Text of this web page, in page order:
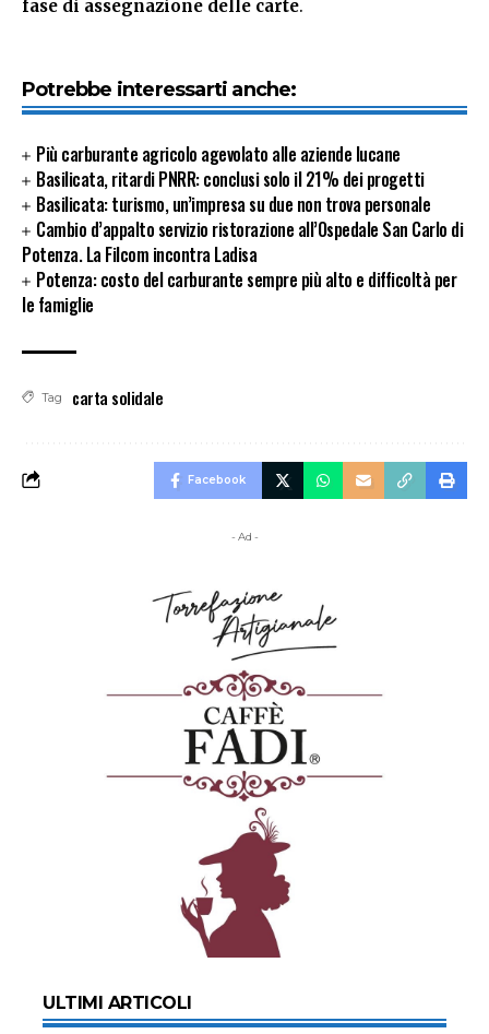
fase di assegnazione delle carte.
Potrebbe interessarti anche:
Più carburante agricolo agevolato alle aziende lucane
Basilicata, ritardi PNRR: conclusi solo il 21% dei progetti
Basilicata: turismo, un’impresa su due non trova personale
Cambio d’appalto servizio ristorazione all’Ospedale San Carlo di
Potenza. La Filcom incontra Ladisa
Potenza: costo del carburante sempre più alto e difficoltà per
le famiglie
Tag carta solidale
Facebook
- Ad -
ULTIMI ARTICOLI